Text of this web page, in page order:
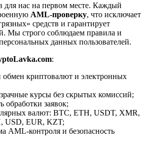
для нас на первом месте. Каждый
AML-проверку, что исключает
средств и гарантирует
Мы строго соблюдаем правила и
данных пользователей.
:
обмен криптовалют и электронных
курсы без скрытых комиссий;
обработки заявок;
валют: BTC, ETH, USDT, XMR,
USD, EUR, KZT;
AML-контроля и безопасность